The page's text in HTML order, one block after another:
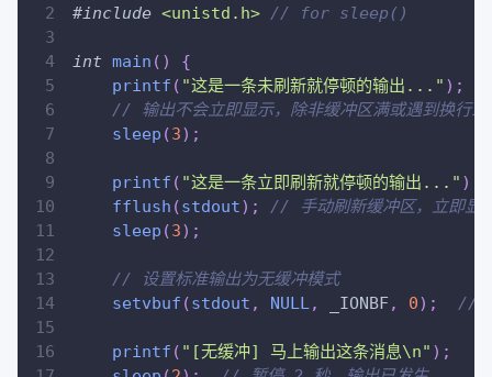
#include <unistd.h> // for sleep()
int main ( )
{
printf ( "这是一条未刷新就停顿的输出..." ) ;
// 输出不会立即显示，除非缓冲区满或遇到换行或
sleep (3) ;
printf ( "这是一条立即刷新就停顿的输出..." )
fflush (stdout) ;
// 手动刷新缓冲区，立即显
sleep (3) ;
// 设置标准输出为无缓冲模式
setvbuf (stdout , NULL, _IONBF , 0) ; //
printf ( "[无缓冲] 马上输出这条消息\n" ) ;